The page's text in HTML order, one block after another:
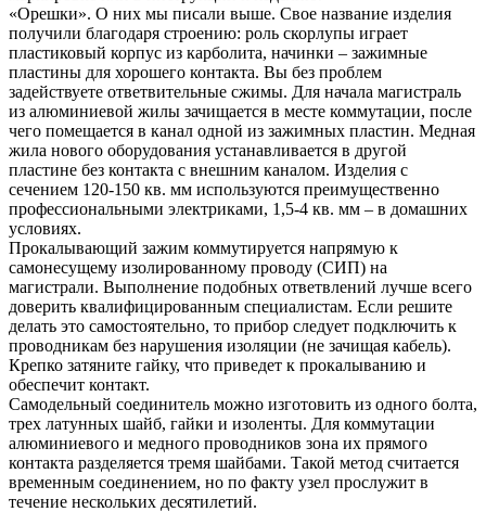
«Орешки». О них мы писали выше. Свое название изделия
получили благодаря строению: роль скорлупы играет
пластиковый корпус из карболита, начинки – зажимные
пластины для хорошего контакта. Вы без проблем
задействуете ответвительные сжимы. Для начала магистраль
из алюминиевой жилы зачищается в месте коммутации, после
чего помещается в канал одной из зажимных пластин. Медная
жила нового оборудования устанавливается в другой
пластине без контакта с внешним каналом. Изделия с
сечением 120-150 кв. мм используются преимущественно
профессиональными электриками, 1,5-4 кв. мм – в домашних
условиях.
Прокалывающий зажим коммутируется напрямую к
самонесущему изолированному проводу (СИП) на
магистрали. Выполнение подобных ответвлений лучше всего
доверить квалифицированным специалистам. Если решите
делать это самостоятельно, то прибор следует подключить к
проводникам без нарушения изоляции (не зачищая кабель).
Крепко затяните гайку, что приведет к прокалыванию и
обеспечит контакт.
Самодельный соединитель можно изготовить из одного болта,
трех латунных шайб, гайки и изоленты. Для коммутации
алюминиевого и медного проводников зона их прямого
контакта разделяется тремя шайбами. Такой метод считается
временным соединением, но по факту узел прослужит в
течение нескольких десятилетий.